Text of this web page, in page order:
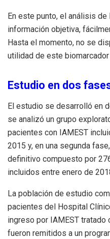
En este punto, el análisis
información objetiva,
Hasta el momento, no se
utilidad de este
Estudio en dos
El estudio se desarrolló en
se analizó un grupo
pacientes con IAMEST
2015 y, en una segunda
definitivo compuesto por
incluidos entre enero de
La población de estudio
pacientes del Hospital
ingreso por IAMEST tratado
fueron remitidos a un